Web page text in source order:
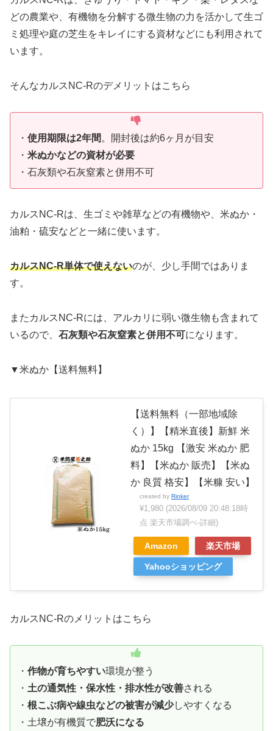
どの農業や、有機物を分解する微生物の力を活かして生ゴ
ミ処理や庭の芝生をキレイにする資材などにも利用されて
います。
そんなカルスNC-Rのデメリットはこちら
・ 使用期限は2年間 。開封後は約6ヶ月が目安
・ 米ぬかなどの資材が必要
・石灰類や石灰窒素と併用不可
カルスNC-Rは、生ゴミや雑草などの有機物や、米ぬか・
油粕・硫安などと一緒に使います。
カルスNC-R単体で使えないのが、少し手間ではありま
す。
またカルスNC-Rには、アルカリに弱い微生物も含まれて
いるので、 石灰類や石灰窒素と併用不可になります。
▼米ぬか【送料無料】
【送料無料（一部地域除
く）】【精米直後】新鮮 米
ぬか 15kg 【激安 米ぬか 肥
料】【米ぬか 販売】【米ぬ
か 良質 格安】【米糠 安い】
created by Rinker
¥1,980 (2026/08/09 20:48:18時
点 楽天市場調べ-詳細)
Amazon 楽天市場
Yahooショッピング
カルスNC-Rのメリットはこちら
・ 作物が育ちやすい環境が整う
・ 土の通気性・保水性・排水性が改善される
・ 根こぶ病や線虫などの被害が減少しやすくなる
・土壌が有機質で肥沃になる